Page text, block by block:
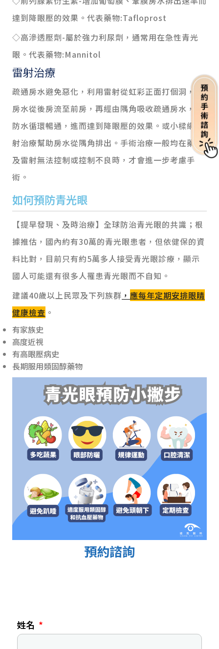
達到降眼壓的效果。代表藥物:Tafloprost
◇高滲透壓劑-屬於強力利尿劑，通常用在急性青光
眼。代表藥物:Mannitol
雷射治療
疏通房水避免惡化，利用雷射從虹彩正面打個洞，讓
房水從後房流至前房，再經由隅角吸收疏通房水，使
防水循環暢通，進而達到降眼壓的效果。或小樑網雷
射治療幫助房水從隅角排出。手術治療一般均在藥物
及雷射無法控制或控制不良時，才會進一步考慮手
術。
如何預防青光眼
【提早發現、及時治療】全球防治青光眼的共識；根
據推估，國內約有30萬的青光眼患者，但依健保的資
料比對，目前只有約5萬多人接受青光眼診療，顯示
國人可能還有很多人罹患青光眼而不自知。
建議40歲以上民眾及下列族群 ， 應每年定期安排眼睛
健康檢查 。
有家族史
高度近視
有高眼壓病史
長期服用類固醇藥物
預約諮詢
姓名